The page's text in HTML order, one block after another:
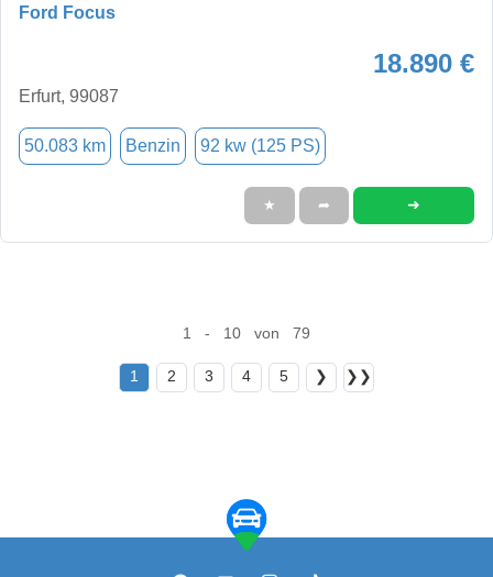
Ford Focus
18.890 €
Erfurt, 99087
50.083 km Benzin 92 kw (125 PS)
★ ➦ ➜
1 - 10 von 79
1 2 3 4 5 ❯ ❯❯